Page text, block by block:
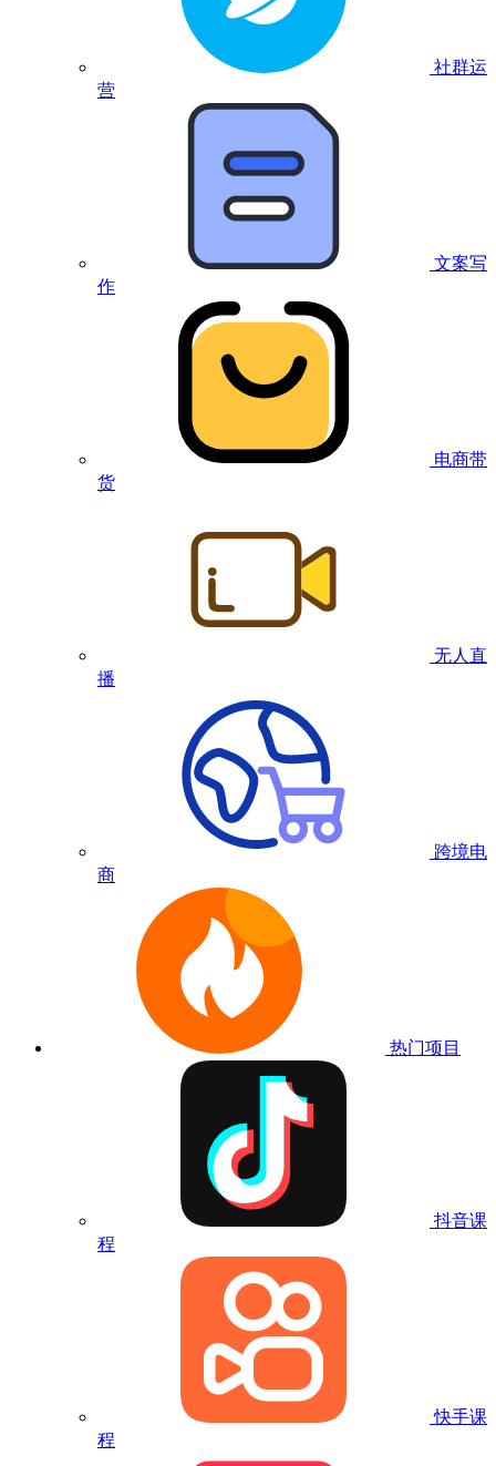
社群运
营
文案写
作
电商带
货
无人直
播
跨境电
商
热门项目
抖音课
程
快手课
程